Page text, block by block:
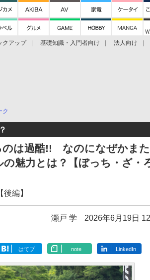
クアップ 基礎知識・入門者向け 法人向け
ク
のは過酷!! なのになぜかま
魅力とは？【ぼっち・ざ・
編】
瀬戸 学 2026年6月19日
はてブ note LinkedIn